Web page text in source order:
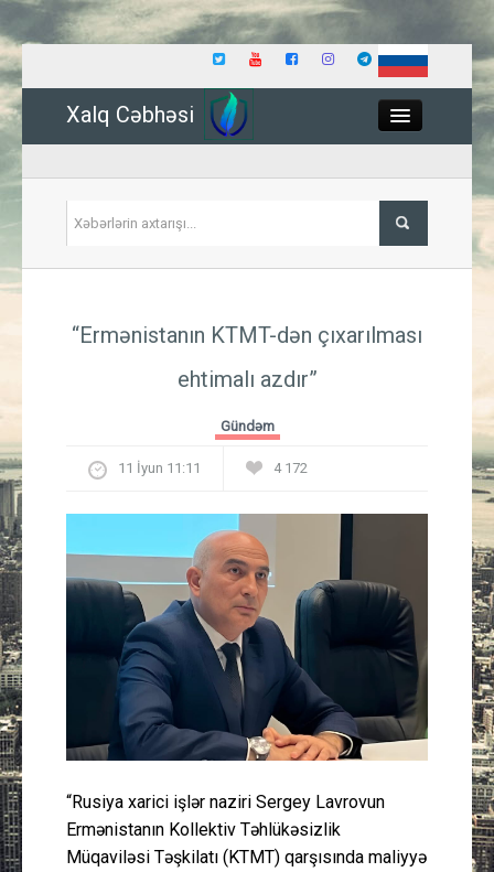
Xalq Cəbhəsi
İqtisadiyyat
Güney Azərbaycan
İdman
Layihə
Gündəm
Cəmiyyət
“Ermənistanın KTMT-dən çıxarılması
ehtimalı azdır”
Gündəm
11 İyun 11:11 4 172
“Rusiya xarici işlər naziri Sergey Lavrovun
Ermənistanın Kollektiv Təhlükəsizlik
Müqaviləsi Təşkilatı (KTMT) qarşısında maliyyə